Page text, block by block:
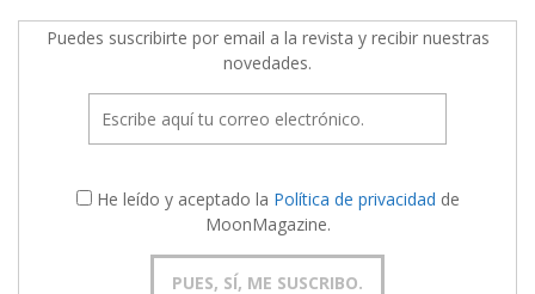
Puedes suscribirte por email a la revista y recibir nuestras
novedades.
He leído y aceptado la Política de privacidad de
MoonMagazine.